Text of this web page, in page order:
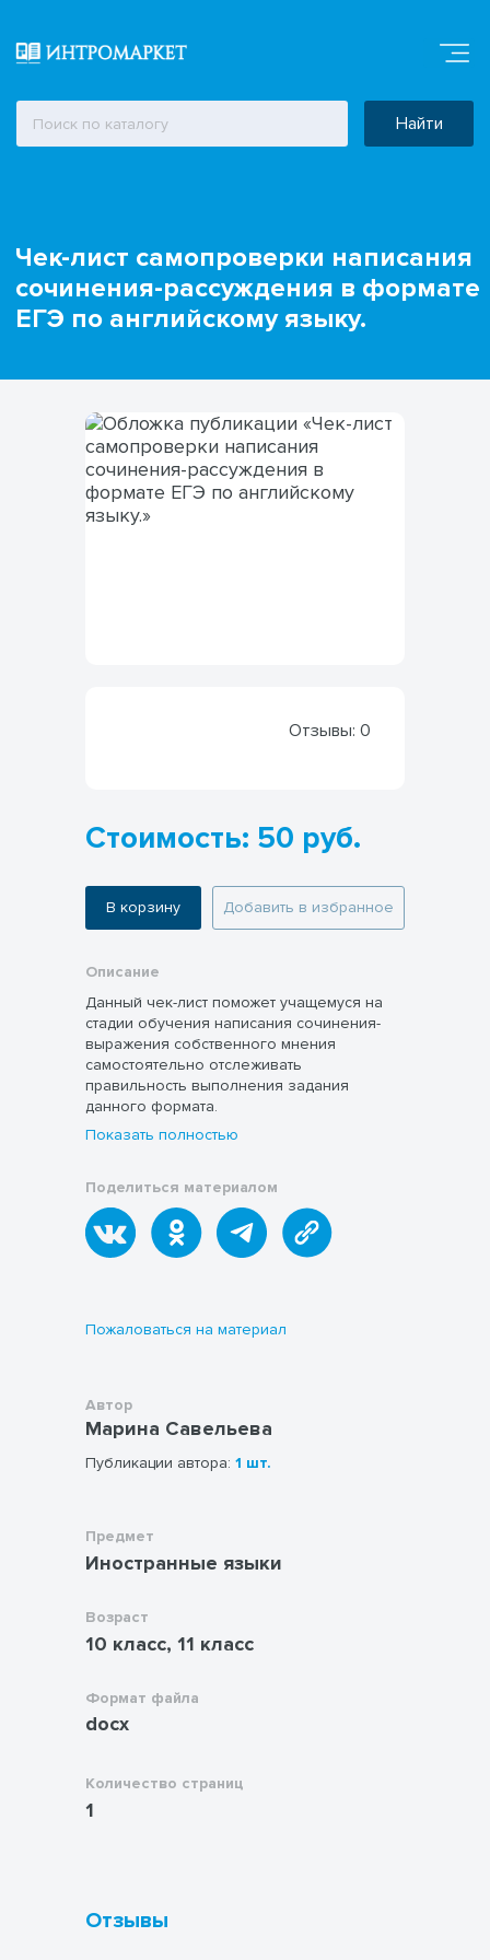
Найти
Чек-лист самопроверки написания
сочинения-рассуждения в формате
ЕГЭ по английскому языку.
Отзывы: 0
Стоимость: 50 руб.
В корзину Добавить в избранное
Описание
Данный чек-лист поможет учащемуся на
стадии обучения написания сочинения-
выражения собственного мнения
самостоятельно отслеживать
правильность выполнения задания
данного формата.
Показать полностью
Поделиться материалом
Пожаловаться на материал
Автор
Марина Савельева
Публикации автора: 1 шт.
Предмет
Иностранные языки
Возраст
10 класс, 11 класс
Формат файла
docx
Количество страниц
1
Отзывы